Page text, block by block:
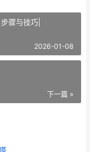
骤与技巧|
2026-01-08
下一篇 »